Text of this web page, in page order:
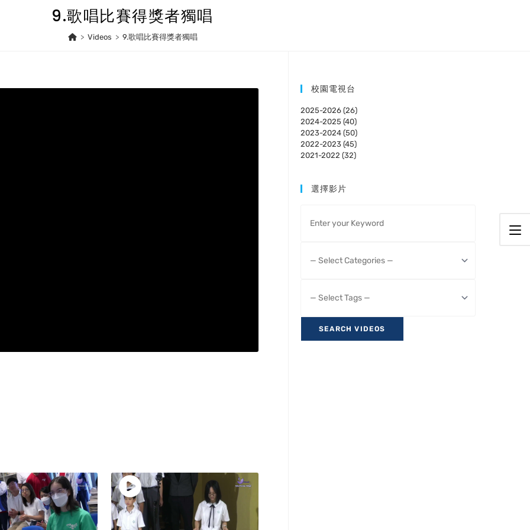
9.歌唱比賽得獎者獨唱
> Videos > 9.歌唱比賽得獎者獨唱
校園電視台
2025-2026 (26)
2024-2025 (40)
2023-2024 (50)
2022-2023 (45)
2021-2022 (32)
選擇影片